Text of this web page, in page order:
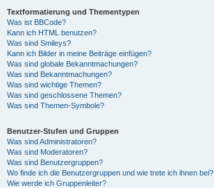
Textformatierung und Thementypen
Was ist BBCode?
Kann ich HTML benutzen?
Was sind Smileys?
Kann ich Bilder in meine Beiträge einfügen?
Was sind globale Bekanntmachungen?
Was sind Bekanntmachungen?
Was sind wichtige Themen?
Was sind geschlossene Themen?
Was sind Themen-Symbole?
Benutzer-Stufen und Gruppen
Was sind Administratoren?
Was sind Moderatoren?
Was sind Benutzergruppen?
Wo finde ich die Benutzergruppen und wie trete ich ihnen bei?
Wie werde ich Gruppenleiter?